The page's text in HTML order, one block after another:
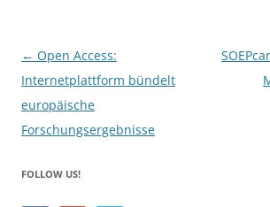
o
k
Post
navigation
← Open Access:
Internetplattform bündelt
europäische
Forschungsergebnisse
FOLLOW US!